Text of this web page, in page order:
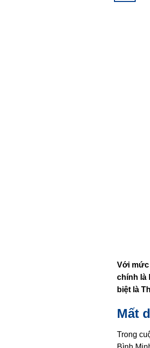
Với mức
chính là
biệt là
Mất
Trong